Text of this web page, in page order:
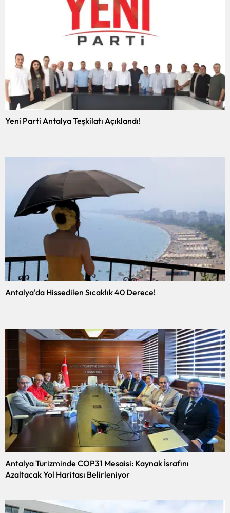
Yeni Parti Antalya Teşkilatı Açıklandı!
Antalya'da Hissedilen Sıcaklık 40 Derece!
Antalya Turizminde COP31 Mesaisi: Kaynak İsrafını
Azaltacak Yol Haritası Belirleniyor